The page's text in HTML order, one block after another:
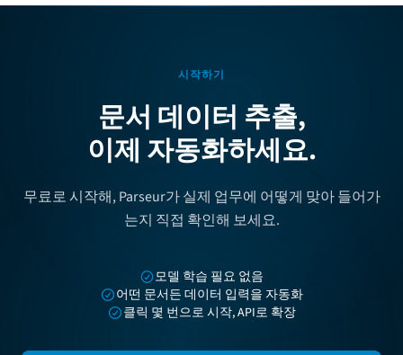
시작하기
문서 데이터 추출,
이제 자동화하세요.
무료로 시작해, Parseur가 실제 업무에 어떻게 맞아 들어가
는지 직접 확인해 보세요.
모델 학습 필요 없음
어떤 문서든 데이터 입력을 자동화
클릭 몇 번으로 시작, API로 확장